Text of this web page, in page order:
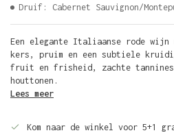
Druif: Cabernet Sauvignon/
Een elegante Italiaanse rode wijn
kers, pruim en een subtiele
fruit en frisheid, zachte tannines
houttonen.
Lees meer
Kom naar de winkel voor 5+1